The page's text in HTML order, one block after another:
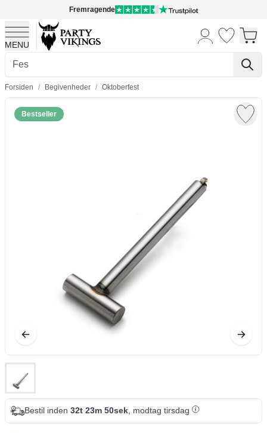
Fremragende
MENU
Skip to Content
Forsiden / Begivenheder / Oktoberfest
Bestseller
Bestil inden 32t 23m 49sek, modtag tirsdag